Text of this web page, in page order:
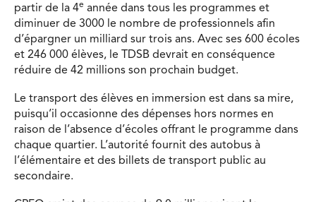
partir de la 4e année dans tous les programmes et
diminuer de 3000 le nombre de professionnels afin
d’épargner un milliard sur trois ans. Avec ses 600 écoles
et 246 000 élèves, le TDSB devrait en conséquence
réduire de 42 millions son prochain budget.
Le transport des élèves en immersion est dans sa mire,
puisqu’il occasionne des dépenses hors normes en
raison de l’absence d’écoles offrant le programme dans
chaque quartier. L’autorité fournit des autobus à
l’élémentaire et des billets de transport public au
secondaire.